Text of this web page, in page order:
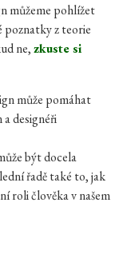
můžeme pohlížet
poznatky z teorie
ne,zkuste si
může pomáhat
designéři
být docela
řadě také to, jak
roli člověka v našem